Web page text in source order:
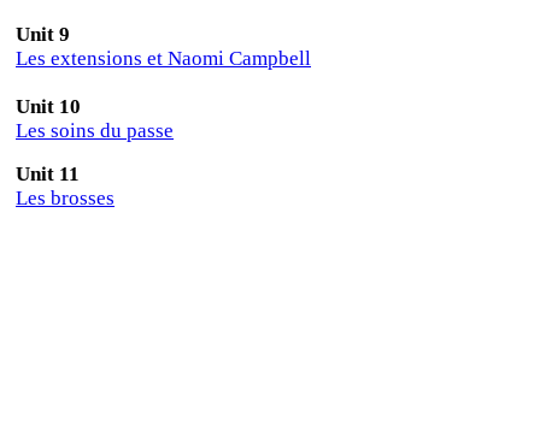
Unit 9
Les extensions et Naomi Campbell
Unit 10
Les soins du passe
Unit 11
Les brosses